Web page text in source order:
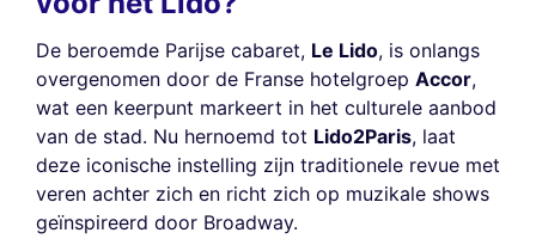
De beroemde Parijse cabaret, Le Lido, is onlangs
overgenomen door de Franse hotelgroep Accor,
wat een keerpunt markeert in het culturele aanbod
van de stad. Nu hernoemd tot Lido2Paris, laat
deze iconische instelling zijn traditionele revue met
veren achter zich en richt zich op muzikale shows
geïnspireerd door Broadway.